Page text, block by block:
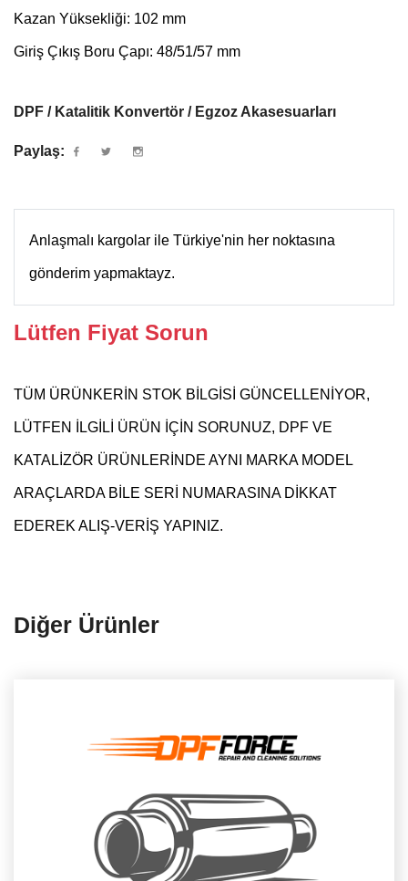
Kazan Yüksekliği: 102 mm
Giriş Çıkış Boru Çapı: 48/51/57 mm
DPF / Katalitik Konvertör / Egzoz Akasesuarları
Paylaş:
Anlaşmalı kargolar ile Türkiye'nin her noktasına
gönderim yapmaktayz.
Lütfen Fiyat Sorun
TÜM ÜRÜNKERİN STOK BİLGİSİ GÜNCELLENİYOR,
LÜTFEN İLGİLİ ÜRÜN İÇİN SORUNUZ, DPF VE
KATALİZÖR ÜRÜNLERİNDE AYNI MARKA MODEL
ARAÇLARDA BİLE SERİ NUMARASINA DİKKAT
EDEREK ALIŞ-VERİŞ YAPINIZ.
Diğer Ürünler